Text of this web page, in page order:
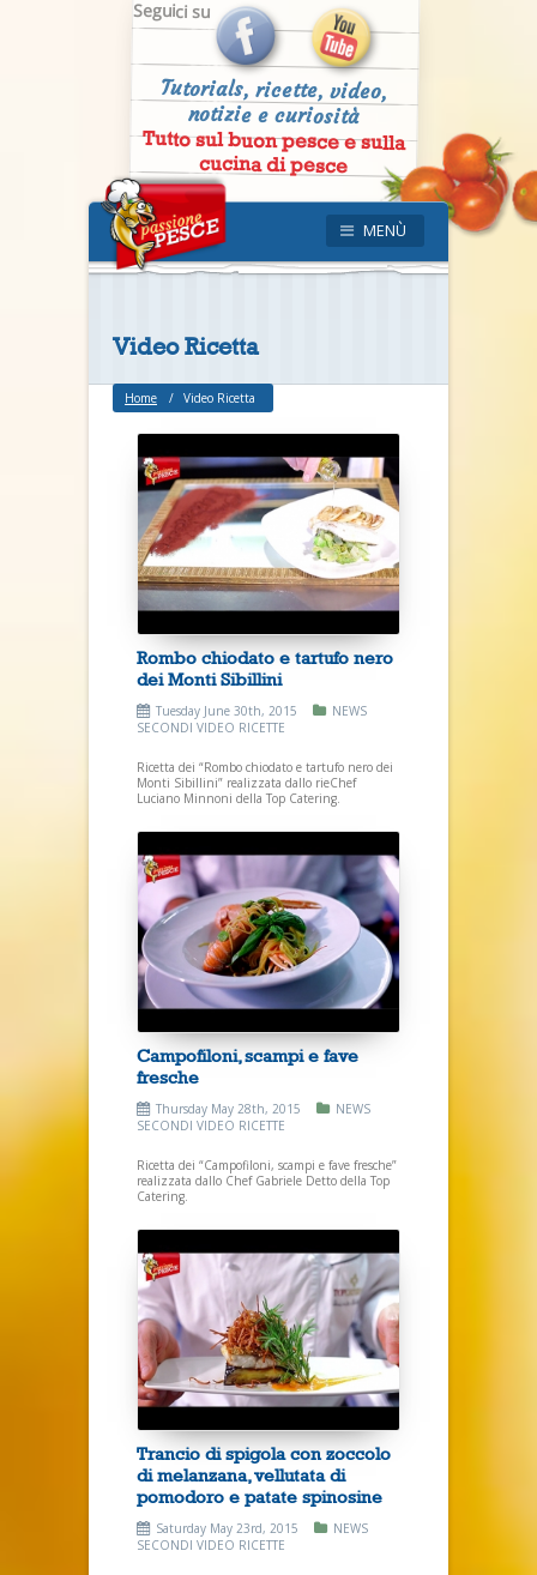
Seguici su
Tutorials, ricette, video,
notizie e curiosità
Tutto sul buon pesce e sulla
cucina di pesce
MENÙ
Video Ricetta
Home Video Ricetta
Rombo chiodato e tartufo nero
dei Monti Sibillini
Tuesday June 30th, 2015
NEWS
SECONDI VIDEO RICETTE
Ricetta dei “Rombo chiodato e tartufo nero dei
Monti Sibillini” realizzata dallo rieChef
Luciano Minnoni della Top Catering.
Campofiloni, scampi e fave
fresche
Thursday May 28th, 2015
NEWS
SECONDI VIDEO RICETTE
Ricetta dei “Campofiloni, scampi e fave fresche”
realizzata dallo Chef Gabriele Detto della Top
Catering.
Trancio di spigola con zoccolo
di melanzana, vellutata di
pomodoro e patate spinosine
Saturday May 23rd, 2015
NEWS
SECONDI VIDEO RICETTE